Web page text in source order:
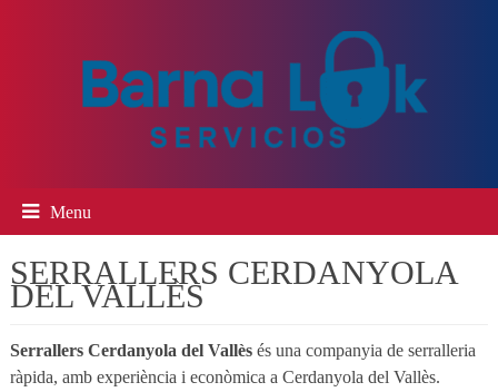
Menu
SERRALLERS CERDANYOLA
DEL VALLÈS
Serrallers Cerdanyola del Vallèsés una companyia de serralleria
ràpida, amb experiència i econòmica a Cerdanyola del Vallès.